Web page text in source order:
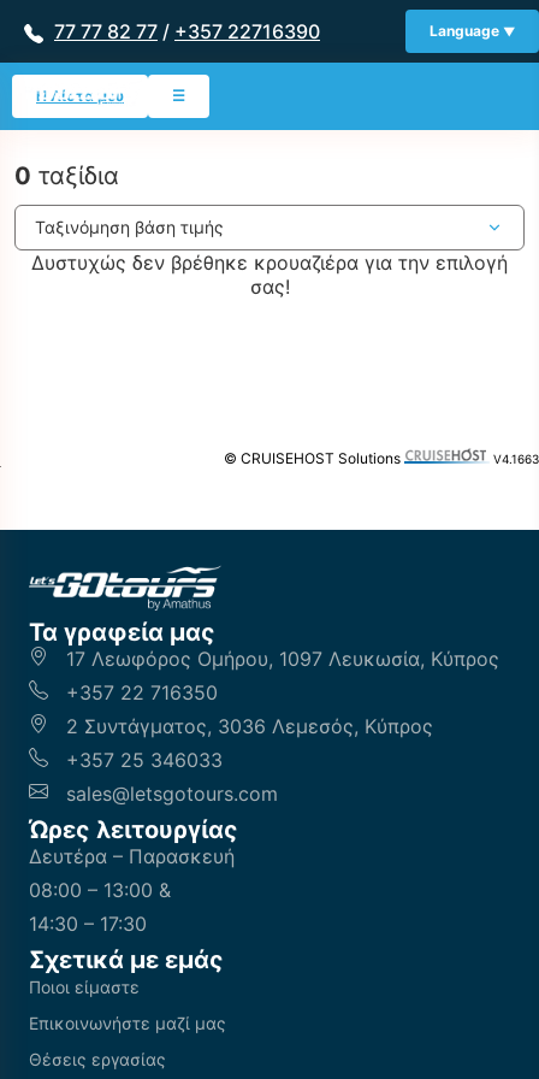
77 77 82 77 / +357 22716390 Language
Η Λίστα μου ☰
0 ταξίδια
Δυστυχώς δεν βρέθηκε κρουαζιέρα για την επιλογή
σας!
© CRUISEHOST Solutions V4.1663
Τα γραφεία μας
17 Λεωφόρος Ομήρου, 1097 Λευκωσία, Κύπρος
+357 22 716350
2 Συντάγματος, 3036 Λεμεσός, Κύπρος
+357 25 346033
sales@letsgotours.com
Ώρες λειτουργίας
Δευτέρα – Παρασκευή
08:00 – 13:00 &
14:30 – 17:30
Σχετικά με εμάς
Ποιοι είμαστε
Επικοινωνήστε μαζί μας
Θέσεις εργασίας